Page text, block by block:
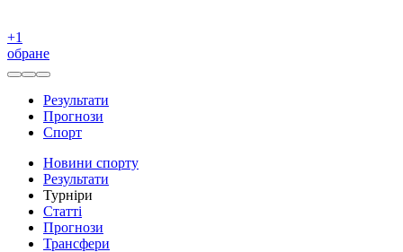
+1
обране
Результати
Прогнози
Спорт
Новини спорту
Результати
Турніри
Статті
Прогнози
Трансфери